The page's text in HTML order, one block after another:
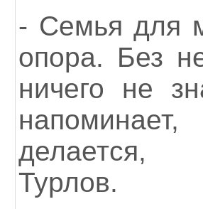
- Семья для
опора. Без
ничего не
делается,
Турлов.